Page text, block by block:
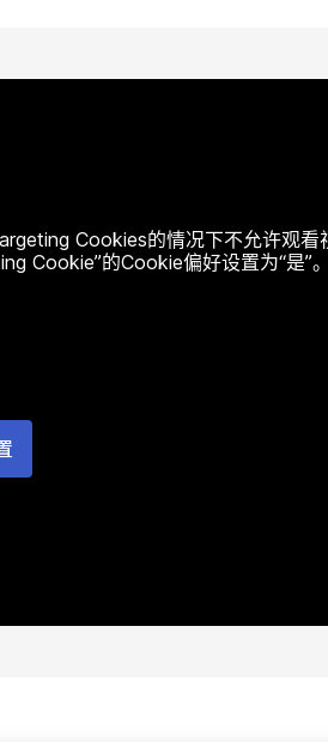
Cookies的情况下不允许观看
Cookie”的Cookie偏好设置为“是”。